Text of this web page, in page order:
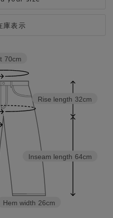
庫表示
Inseam length 64cm
Rise length 32cm
Hem width 26cm
70cm